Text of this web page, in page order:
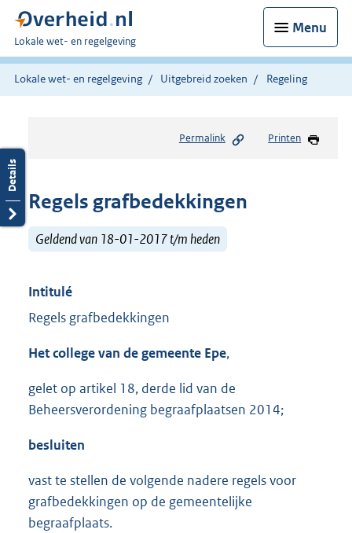
Menu
U
bent
hier:
Lokale wet- en regelgeving
Lokale wet- en regelgeving Uitgebreid zoeken Regeling
Permalink Printen
Regels grafbedekkingen
Geldend van 18-01-2017 t/m heden
Intitulé
Regels grafbedekkingen
Het college van de gemeente Epe,
gelet op artikel 18, derde lid van de
Beheersverordening begraafplaatsen 2014;
besluiten
vast te stellen de volgende nadere regels voor
grafbedekkingen op de gemeentelijke
begraafplaats.